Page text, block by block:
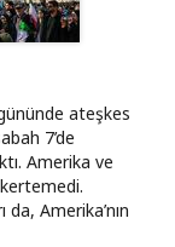
gününde ateşkes
7’de
Amerika ve
Amerika’nın